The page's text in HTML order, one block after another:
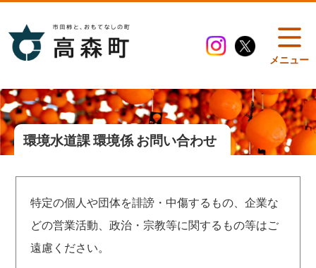
メニュー
環境水道課 環境係 お問い合わせ
特定の個人や団体を誹謗・中傷するもの、企業な
どの営業活動、政治・宗教等に関するもの等はご
遠慮ください。